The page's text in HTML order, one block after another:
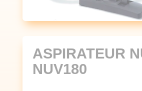
ASPIRATEUR
NUV180